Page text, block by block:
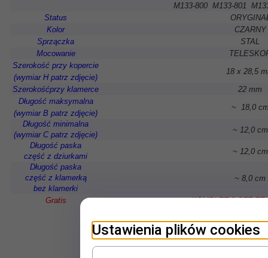
M133-800 M133-801
Status
Kolor
CZARNY
Sprzączka
STAL
Mocowanie
Szerokość przy kopercie
(wymiar H patrz zdjęcie)
18 x 28,5
Szerokośćprzy klamerce
22 mm
Długość maksymalna
(wymiar B patrz zdjęcie)
~ 18,0
Długość minimalna
(wymiar C patrz zdjęcie)
~ 12,0 cm
Długość paska
część z dziurkami
~ 12,0 cm
Długość paska
część z klamerką
bez klamerki
~ 8,0 cm
Gratis KOMPLET 2 SZT
Ustawienia plików cookies